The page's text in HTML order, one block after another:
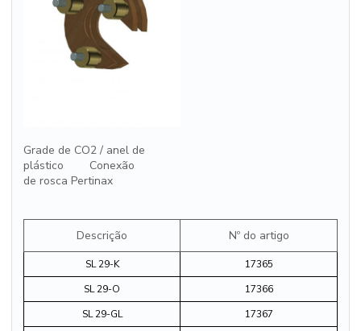
Grade de CO2 / anel de
plástico Conexão
de rosca Pertinax
Descrição Nº do artigo
SL 29-K
17365
SL 29-O
17366
SL 29-GL
17367